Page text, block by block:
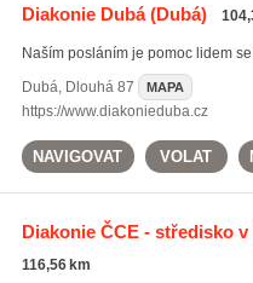
Diakonie Dubá(Dubá)
Naším posláním je pomoc lidem
Dubá, Dlouhá 87 MAPA
https://www.diakonieduba.cz
NAVIGOVAT VOLAT
Diakonie ČCE - středisko
116,56 km